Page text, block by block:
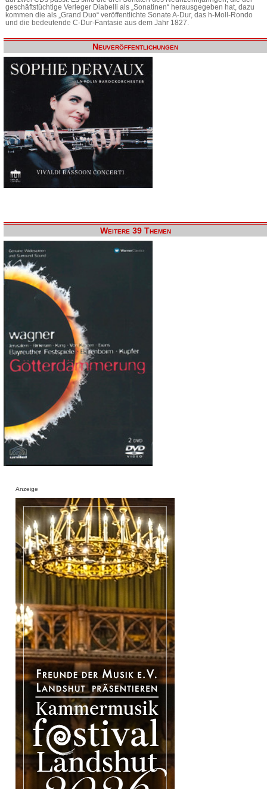
geschäftstüchtige Verleger Diabelli als „Sonatinen“ herausgegeben hat, dazu
kommen die als „Grand Duo“ veröffentlichte Sonate A-Dur, das h-Moll-Rondo
und die bedeutende C-Dur-Fantasie aus dem Jahr 1827.
Neuveröffentlichungen
Weitere 39 Themen
Anzeige